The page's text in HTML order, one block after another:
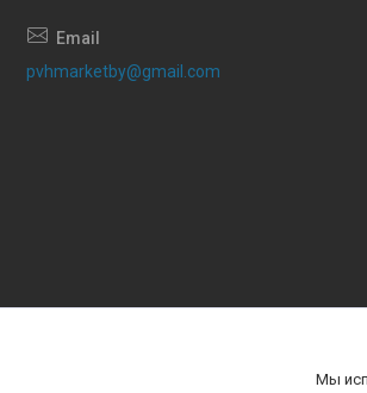
pvhmarketby@gmail.com
Мы